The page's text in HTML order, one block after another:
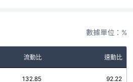
數據單位：%
流動比 速動比
132.85 92.22